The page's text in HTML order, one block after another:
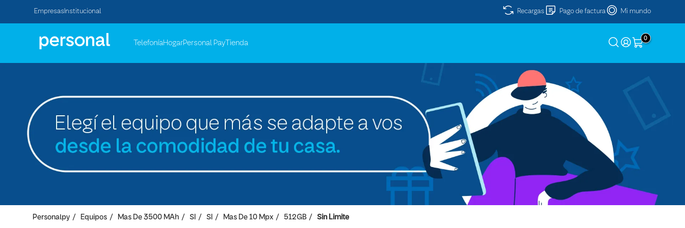
Empresas Institucional Recargas Pago de factura Mi mundo
TelefoníaHogarPersonal Pay Tienda
0
Personalpy Equipos Mas De 3500 MAh SI SI Mas De 10 Mpx 512GB Sin Limite